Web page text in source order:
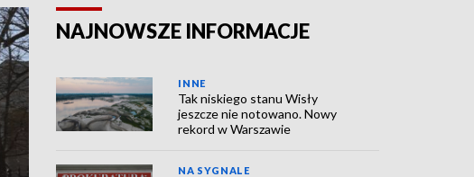
NAJNOWSZE INFORMACJE
INNE
Tak niskiego stanu Wisły
jeszcze nie notowano. Nowy
rekord w Warszawie
NA SYGNALE